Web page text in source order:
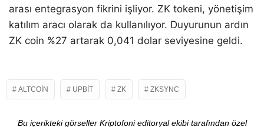
arası entegrasyon fikrini işliyor. ZK tokeni, yönetişim
katılım aracı olarak da kullanılıyor. Duyurunun ardın
ZK coin %27 artarak 0,041 dolar seviyesine geldi.
ALTCOIN UPBIT ZK ZKSYNC
Bu içerikteki görseller Kriptofoni editoryal ekibi tarafından özel